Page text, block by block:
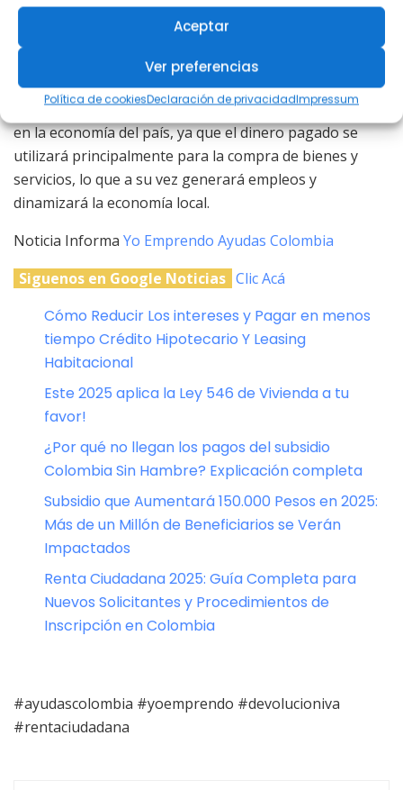
Aceptar
Ver preferencias
Política de cookiesDeclaración de privacidadImpressum
Es importante señalar que el proceso de selección de
beneficiarios se realizó de manera rigurosa y
transparente para asegurar que el dinero llegue a las
personas que realmente lo necesitan. Además, se
espera que este programa tenga un impacto positivo
en la economía del país, ya que el dinero pagado se
utilizará principalmente para la compra de bienes y
servicios, lo que a su vez generará empleos y
dinamizará la economía local.
Noticia Informa Yo Emprendo Ayudas Colombia
Siguenos en Google Noticias Clic Acá
Cómo Reducir Los intereses y Pagar en menos
tiempo Crédito Hipotecario Y Leasing
Habitacional
Este 2025 aplica la Ley 546 de Vivienda a tu
favor!
¿Por qué no llegan los pagos del subsidio
Colombia Sin Hambre? Explicación completa
Subsidio que Aumentará 150.000 Pesos en 2025:
Más de un Millón de Beneficiarios se Verán
Impactados
Renta Ciudadana 2025: Guía Completa para
Nuevos Solicitantes y Procedimientos de
Inscripción en Colombia
#ayudascolombia #yoemprendo #devolucioniva
#rentaciudadana